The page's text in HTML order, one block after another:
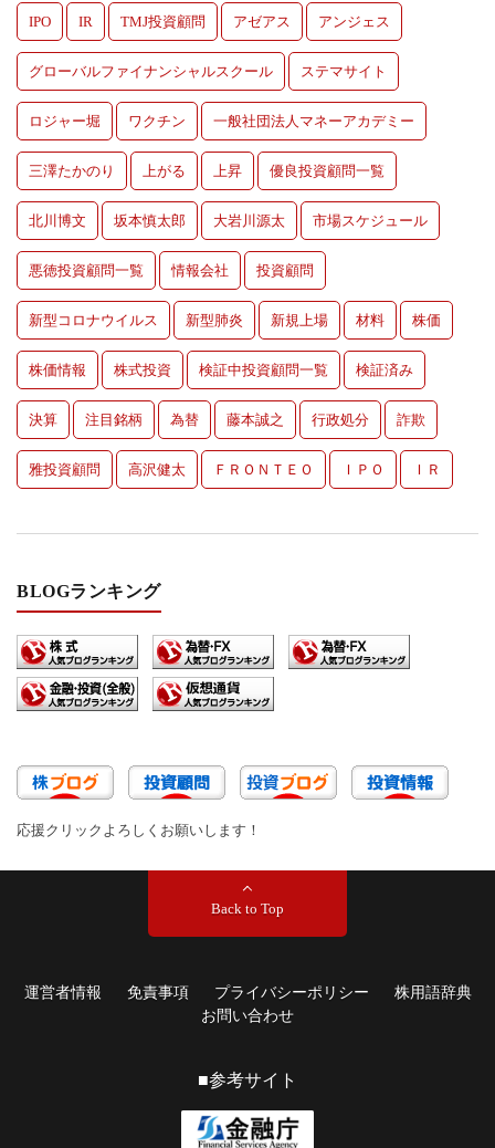
IPO IR TMJ投資顧問 アゼアス アンジェス
グローバルファイナンシャルスクール ステマサイト
ロジャー堀 ワクチン 一般社団法人マネーアカデミー
三澤たかのり 上がる 上昇 優良投資顧問一覧
北川博文 坂本慎太郎 大岩川源太 市場スケジュール
悪徳投資顧問一覧 情報会社 投資顧問
新型コロナウイルス 新型肺炎 新規上場 材料 株価
株価情報 株式投資 検証中投資顧問一覧 検証済み
決算 注目銘柄 為替 藤本誠之 行政処分 詐欺
雅投資顧問 高沢健太 ＦＲＯＮＴＥＯ ＩＰＯ ＩＲ
BLOGランキング
応援クリックよろしくお願いします！
Back to Top
運営者情報 免責事項 プライバシーポリシー
株用語辞典
お問い合わせ
■参考サイト